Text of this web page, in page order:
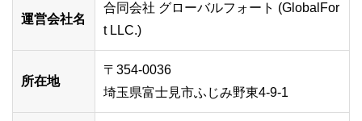
運営会社名
合同会社 グローバルフォート (GlobalFor
t LLC.)
所在地
〒354-0036
埼玉県富士見市ふじみ野東4-9-1